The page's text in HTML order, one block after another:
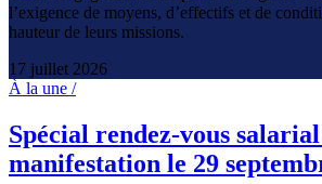
l’exigence de moyens, d’effectifs et de
hauteur de leurs missions.
17 juillet 2026
À la une /
Spécial rendez-vous
manifestation le 29